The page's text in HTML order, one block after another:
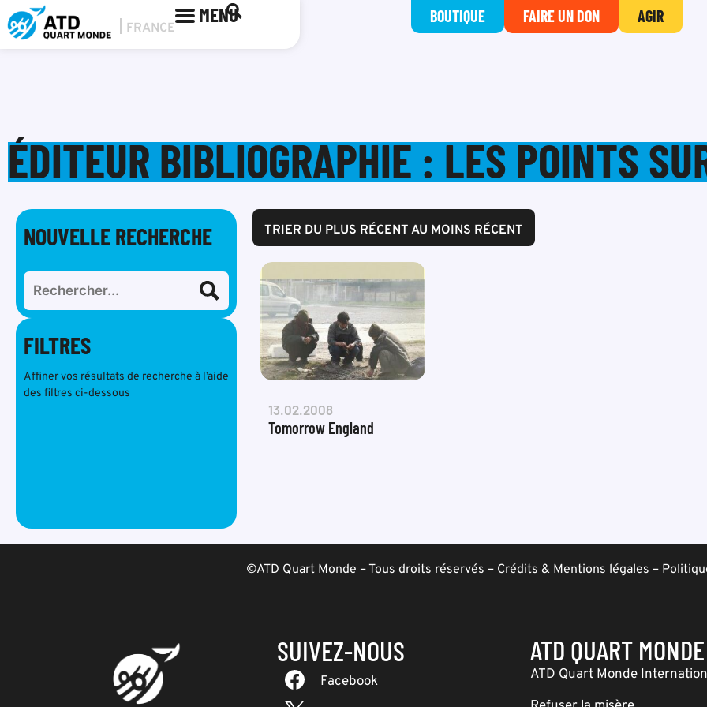
MENU BOUTIQUE FAIRE UN DON AGIR
ÉDITEUR BIBLIOGRAPHIE : LES POINTS
NOUVELLE RECHERCHE
FILTRES
Affiner vos résultats de recherche à l’aide
des filtres ci-dessous
TRIER DU PLUS RÉCENT AU MOINS RÉCENT
13.02.2008
Tomorrow England
©ATD Quart Monde – Tous droits réservés – Crédits & Mentions légales –
SUIVEZ-NOUS
Facebook
ATD QUART MONDE
ATD Quart Monde